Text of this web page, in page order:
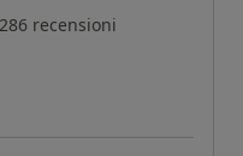
286 recensioni